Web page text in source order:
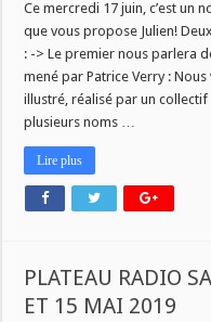
Ce mercredi 17 juin, c’est un
que vous propose Julien!
: -> Le premier nous parlera
mené par Patrice Verry :
illustré, réalisé par un
plusieurs noms …
Lire plus
PLATEAU RADIO
ET 15 MAI 2019